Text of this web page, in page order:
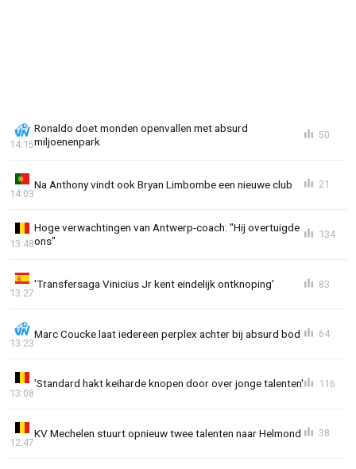
Ronaldo doet monden openvallen met absurd
miljoenenpark
14:15
50
Na Anthony vindt ook Bryan Limbombe een nieuwe club
14:03
21
Hoge verwachtingen van Antwerp-coach: "Hij overtuigde
ons"
13:48
134
'Transfersaga Vinicius Jr kent eindelijk ontknoping'
13:27
83
Marc Coucke laat iedereen perplex achter bij absurd bod
13:23
64
'Standard hakt keiharde knopen door over jonge talenten'
13:08
116
KV Mechelen stuurt opnieuw twee talenten naar Helmond
12:47
38